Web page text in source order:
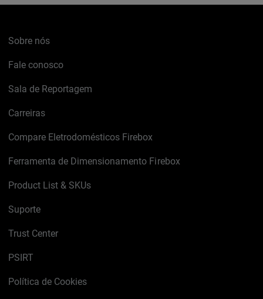
Sobre nós
Fale conosco
Sala de Reportagem
Carreiras
Compare Eletrodomésticos Firebox
Ferramenta de Dimensionamento Firebox
Product List & SKUs
Suporte
Trust Center
PSIRT
Política de Cookies